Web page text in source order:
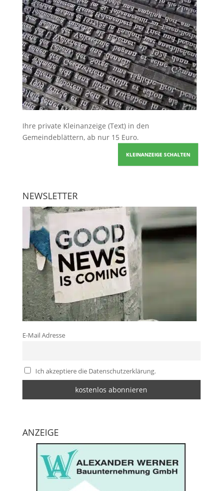
Ihre private Kleinanzeige (Text) in den
Gemeindeblättern, ab nur 15 Euro.
KLEINANZEIGE SCHALTEN
NEWSLETTER
E-Mail Adresse
Ich akzeptiere die Datenschutzerklärung.
ANZEIGE